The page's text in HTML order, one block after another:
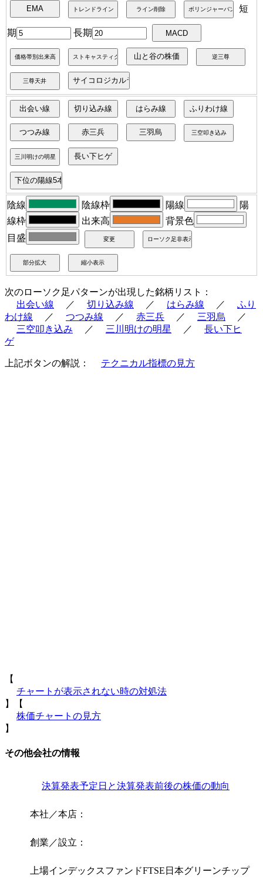
短
期 長期
陰線 陰線枠 陽線
陽
線枠
出来高
背景色
目盛
次のローソク足パターンが出現した銘柄リスト：
出会い線
／ 切り込み線 ／ はらみ線 ／
ふり
わけ線
／ つつみ線 ／ 赤三兵 ／ 三羽烏
／
三空叩き込み
／ 三川明けの明星 ／
長い下ヒ
ゲ
上記ボタンの解説： テクニカル指標の見方
【
チャートが表示されない時の対処法
】【
株価チャートの見方
】
その他会社の情報
決算発表予定日と決算発表前後の株価の動向
本社／本店：
創業／設立：
上場インデックスファンドFTSE日本グリーンチップ